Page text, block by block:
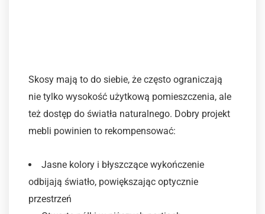
Skosy mają to do siebie, że często ograniczają
nie tylko wysokość użytkową pomieszczenia, ale
też dostęp do światła naturalnego. Dobry projekt
mebli powinien to rekompensować:
Jasne kolory i błyszczące wykończenie
odbijają światło, powiększając optycznie
przestrzeń